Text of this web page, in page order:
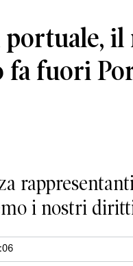
il
fa fuori
i nostri